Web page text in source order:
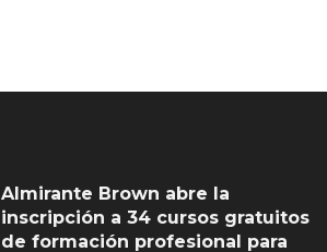
Almirante Brown abre la
inscripción a 34 cursos gratuitos
de formación profesional para